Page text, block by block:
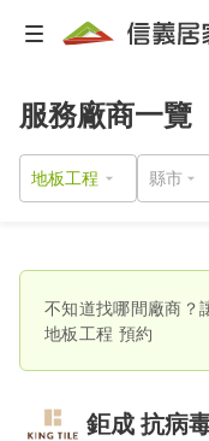
服務廠商一覽
地板工程
不知道找哪間廠商？
地板工程 預約
鉅成 抗病